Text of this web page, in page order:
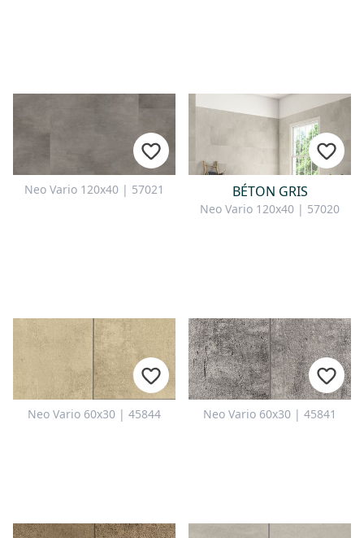
Neo Vario 120x40 | 57021 BÉTON GRIS
Neo Vario 120x40 | 57020
Neo Vario 60x30 | 45844 Neo Vario 60x30 | 45841